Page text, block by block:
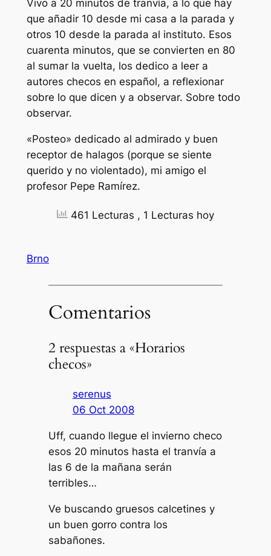
Vivo a 20 minutos de tranvía, a lo que hay
que añadir 10 desde mi casa a la parada y
otros 10 desde la parada al instituto. Esos
cuarenta minutos, que se convierten en 80
al sumar la vuelta, los dedico a leer a
autores checos en español, a reflexionar
sobre lo que dicen y a observar. Sobre todo
observar.
«Posteo» dedicado al admirado y buen
receptor de halagos (porque se siente
querido y no violentado), mi amigo el
profesor Pepe Ramírez.
461 Lecturas , 1 Lecturas hoy
Brno
Comentarios
2 respuestas a «Horarios
checos»
serenus
06 Oct 2008
Uff, cuando llegue el invierno checo
esos 20 minutos hasta el tranvía a
las 6 de la mañana serán
terribles…
Ve buscando gruesos calcetines y
un buen gorro contra los
sabañones.